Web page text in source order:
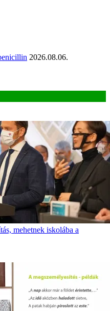
2026.08.06.
mehetnek iskolába a